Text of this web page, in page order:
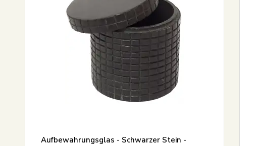
Aufbewahrungsglas - Schwarzer Stein -